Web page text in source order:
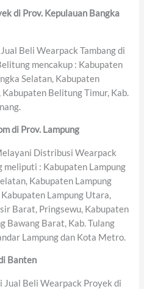
di Prov. Kepulauan Bangka
Beli Wearpack Tambang di
mencakup : Kabupaten
Selatan, Kabupaten
Kabupaten Belitung Timur, Kab.
di Prov. Lampung
Distribusi Wearpack
meliputi : Kabupaten Lampung
Kabupaten Lampung
Kabupaten Lampung Utara,
Barat, Pringsewu, Kabupaten
Bawang Barat, Kab. Tulang
Lampung dan Kota Metro.
Banten
Jual Beli Wearpack Proyek di